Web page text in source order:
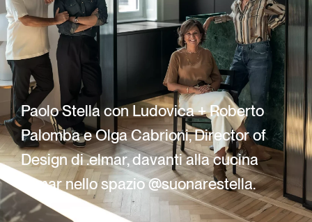
Paolo Stella con Ludovica + Roberto
Palomba e Olga Cabrioni, Director of
Design di .elmar, davanti alla cucina
.elmar nello spazio @suonarestella.